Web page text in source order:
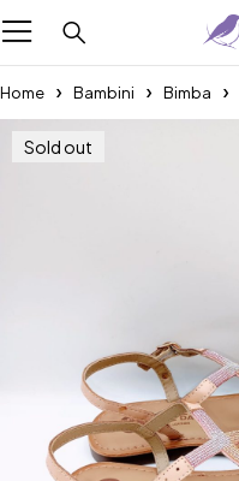
Home Bambini Bimba
Sold out